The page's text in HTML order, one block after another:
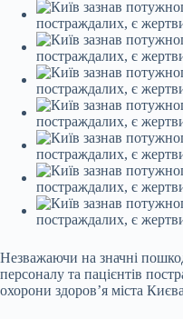
Незважаючи на значні
персоналу та пацієнтів
охорони здоров’я міста Києва